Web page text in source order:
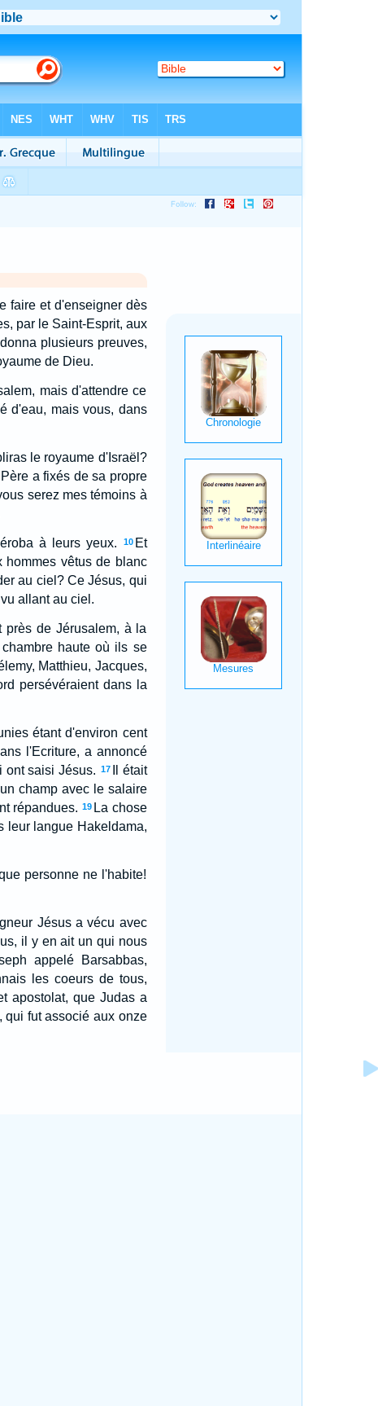
faire et d'enseigner dès
par le Saint-Esprit, aux
plusieurs preuves,
de Dieu.
mais d'attendre ce
d'eau, mais vous, dans
le royaume d'Israël?
a fixés de sa propre
serez mes témoins à
à leurs yeux. 10 Et
vêtus de blanc
au ciel? Ce Jésus, qui
allant au ciel.
de Jérusalem, à la
haute où ils se
Matthieu, Jacques,
persévéraient dans la
étant d'environ cent
l'Ecriture, a annoncé
ont saisi Jésus. 17
Il était
champ avec le salaire
répandues. 19 La chose
leur langue Hakeldama,
personne ne l'habite!
Jésus a vécu avec
il y en ait un qui nous
appelé Barsabbas,
les coeurs de tous,
apostolat, que Judas a
qui fut associé aux onze